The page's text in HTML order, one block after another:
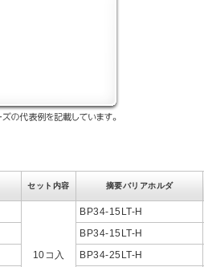
セット内容 摘要バリアホルダ
10コ入
BP34-15LT-H
BP34-15LT-H
BP34-25LT-H